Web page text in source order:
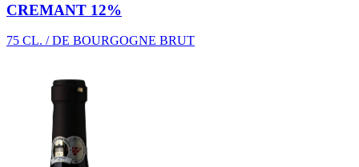
CREMANT 12%
75 CL. / DE BOURGOGNE BRUT